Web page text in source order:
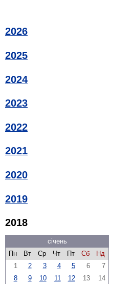
2026
2025
2024
2023
2022
2021
2020
2019
2018
січень
Пн
Вт Ср Чт Пт Сб
Нд
1
2 3 4 5 6
7
8
9 10 11 12 13
14